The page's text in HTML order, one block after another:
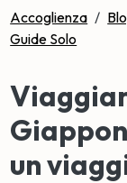
Accoglienza /
Guide Solo
un